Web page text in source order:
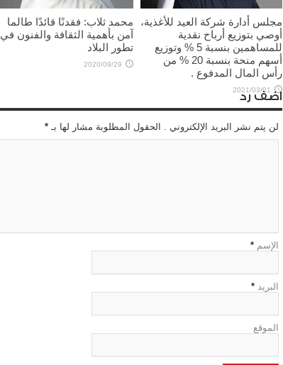
مجلس أدارة شركة العيد للأغذية،
أوصي بتوزيع أرباح نقدية
للمساهمين بنسبة 5 % وتوزيع
أسهم منحة بنسبة 20 % من
رأس المال المدفوع .
2021/03/01
محمد ثلاب: فقدنًا قائدًا طالما
آمن بأهمية الثقافة والفنون في
تطور البلاد
2020/09/29
اضف رد
لن يتم نشر البريد الإلكتروني . الحقول المطلوبة مشار لها بـ *
الإسم *
البريد *
الموقع